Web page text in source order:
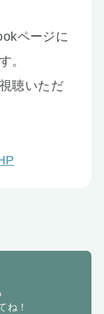
ページに
。
いただ
ね！